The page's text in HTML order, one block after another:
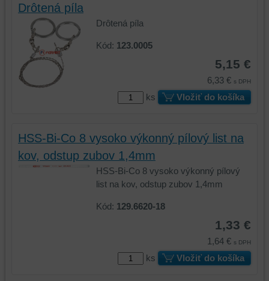
Drôtená píla
Drôtená píla
Kód: 123.0005
5,15 €
6,33 € s DPH
ks Vložiť do košíka
HSS-Bi-Co 8 vysoko výkonný pílový list na
kov, odstup zubov 1,4mm
HSS-Bi-Co 8 vysoko výkonný pílový
list na kov, odstup zubov 1,4mm
Kód: 129.6620-18
1,33 €
1,64 € s DPH
ks Vložiť do košíka